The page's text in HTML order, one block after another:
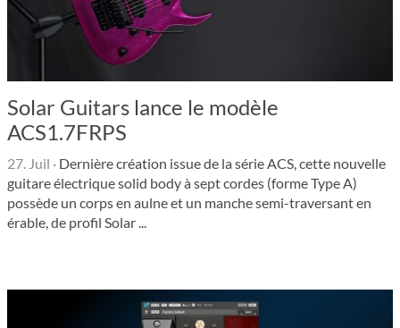
Solar Guitars lance le modèle
ACS1.7FRPS
27. Juil · Dernière création issue de la série ACS, cette nouvelle
guitare électrique solid body à sept cordes (forme Type A)
possède un corps en aulne et un manche semi-traver­sant en
érable, de profil Solar ...